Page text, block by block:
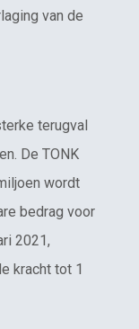
van de
terugval
De TONK
wordt
bedrag voor
2021,
kracht tot 1